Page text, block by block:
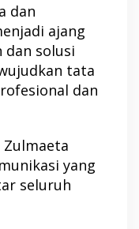
dan
ajang
dan solusi
tata
dan
Zulmaeta
yang
seluruh